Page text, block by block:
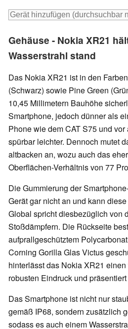
Gehäuse - Nokia XR21
Wasserstrahl stand
Das Nokia XR21 ist in den
(Schwarz) sowie Pine Green
10,45 Millimetern Bauhöhe
Smartphone, jedoch dünner als
Phone wie dem CAT S75 und
spürbar leichter. Dennoch mutet
altbacken an, wozu auch das
Oberflächen-Verhältnis von 77
Die Gummierung der
Gerät gar nicht an und kann
Global spricht diesbezüglich von
Stoßdämpfern. Die Rückseite
aufprallgeschütztem
Corning Gorilla Glas Victus
hinterlässt das Nokia XR21
robusten Eindruck und
Das Smartphone ist nicht nur
gemäß IP68, sondern zusätzlich
sodass es auch einem